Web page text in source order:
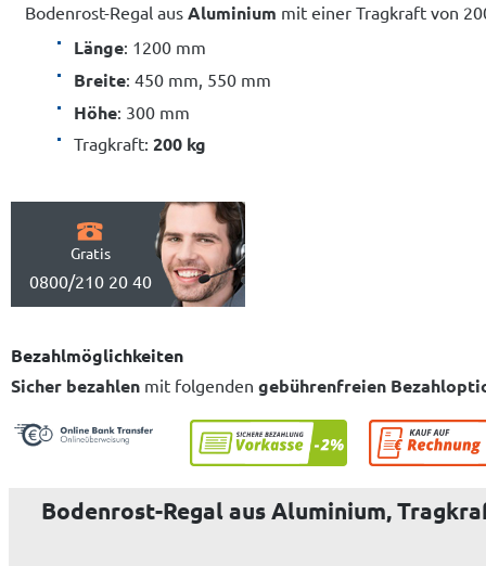
Bodenrost-Regal aus Aluminium mit einer Tragkraft von
Länge: 1200 mm
Breite: 450 mm, 550 mm
Höhe: 300 mm
Tragkraft: 200 kg
Gratis
0800/210 20 40
Bezahlmöglichkeiten
Sicher bezahlen mit folgenden gebührenfreien
Bodenrost-Regal aus Aluminium,